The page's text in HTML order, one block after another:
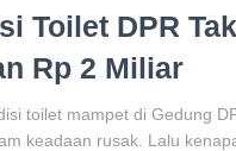
Toilet DPR
Rp 2 Miliar
toilet mampet di Gedung
keadaan rusak. Lalu